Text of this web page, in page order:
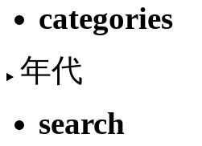
categories
年代
search